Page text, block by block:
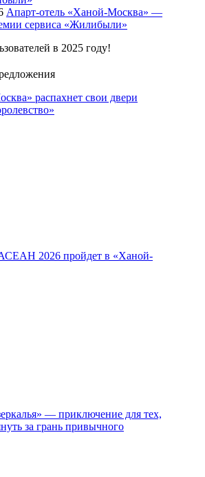
Апарт-отель «Ханой-Москва» —
сервиса «Жилибыли»
в 2025 году!